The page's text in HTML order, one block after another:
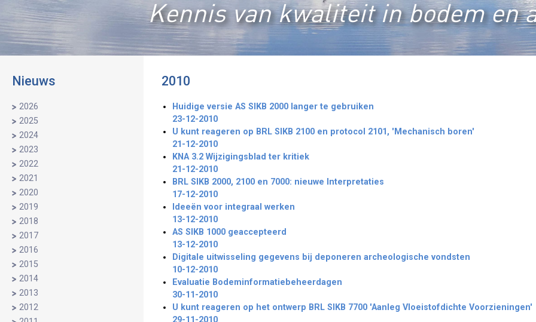
Kennis van kwaliteit in bodem en
Nieuws
2026
2025
2024
2023
2022
2021
2020
2019
2018
2017
2016
2015
2014
2013
2012
2010
Huidige versie AS SIKB 2000 langer te gebruiken
23-12-2010
U kunt reageren op BRL SIKB 2100 en protocol 2101, 'Mechanisch boren'
21-12-2010
KNA 3.2 Wijzigingsblad ter kritiek
21-12-2010
BRL SIKB 2000, 2100 en 7000: nieuwe Interpretaties
17-12-2010
Ideeën voor integraal werken
13-12-2010
AS SIKB 1000 geaccepteerd
13-12-2010
Digitale uitwisseling gegevens bij deponeren archeologische vondsten
10-12-2010
Evaluatie Bodeminformatiebeheerdagen
30-11-2010
U kunt reageren op het ontwerp BRL SIKB 7700 'Aanleg Vloeistofdichte Voorzieningen'
29-11-2010